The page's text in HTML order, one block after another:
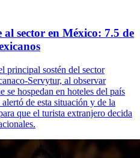
sector en México: 7.5 de
principal sostén del sector
Servytur, al observar
se hospedan en hoteles del país
de esta situación y de la
que el turista extranjero decida